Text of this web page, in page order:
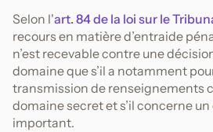
Selon l'art. 84 de la loi sur le
recours en matière d’entraide
n’est recevable contre une
domaine que s’il a notamment
transmission de renseignements
domaine secret et s’il concerne
important.